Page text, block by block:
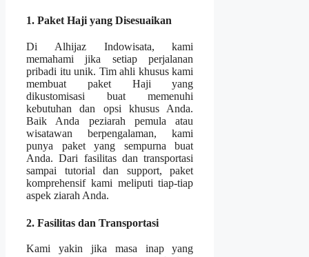
1. Paket Haji yang Disesuaikan
Di Alhijaz Indowisata, kami
memahami jika setiap perjalanan
pribadi itu unik. Tim ahli khusus kami
membuat paket Haji yang
dikustomisasi buat memenuhi
kebutuhan dan opsi khusus Anda.
Baik Anda peziarah pemula atau
wisatawan berpengalaman, kami
punya paket yang sempurna buat
Anda. Dari fasilitas dan transportasi
sampai tutorial dan support, paket
komprehensif kami meliputi tiap-tiap
aspek ziarah Anda.
2. Fasilitas dan Transportasi
Kami yakin jika masa inap yang